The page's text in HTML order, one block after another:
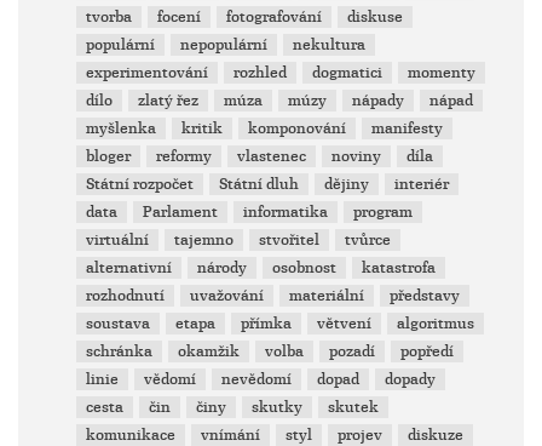
tvorba
focení fotografování
diskuse
populární
nepopulární
nekultura
experimentování
rozhled dogmatici
momenty
dílo
zlatý řez múza múzy nápady
nápad
myšlenka
kritik komponování
manifesty
bloger
reformy vlastenec noviny
díla
Státní rozpočet
Státní dluh dějiny
interiér
data
Parlament informatika
program
virtuální
tajemno stvořitel
tvůrce
alternativní
národy osobnost
katastrofa
rozhodnutí
uvažování materiální
představy
soustava
etapa přímka větvení
algoritmus
schránka
okamžik volba pozadí
popředí
linie
vědomí nevědomí dopad
dopady
cesta
čin činy skutky
skutek
komunikace
vnímání styl projev
diskuze